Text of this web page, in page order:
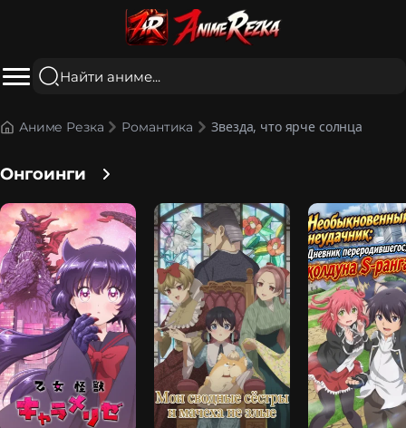
Аниме Резка Романтика Звезда, что ярче солнца
Онгоинги